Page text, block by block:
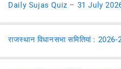
Daily Sujas Quiz – 31 July
राजस्थान विधानसभा समितियां : 2026-